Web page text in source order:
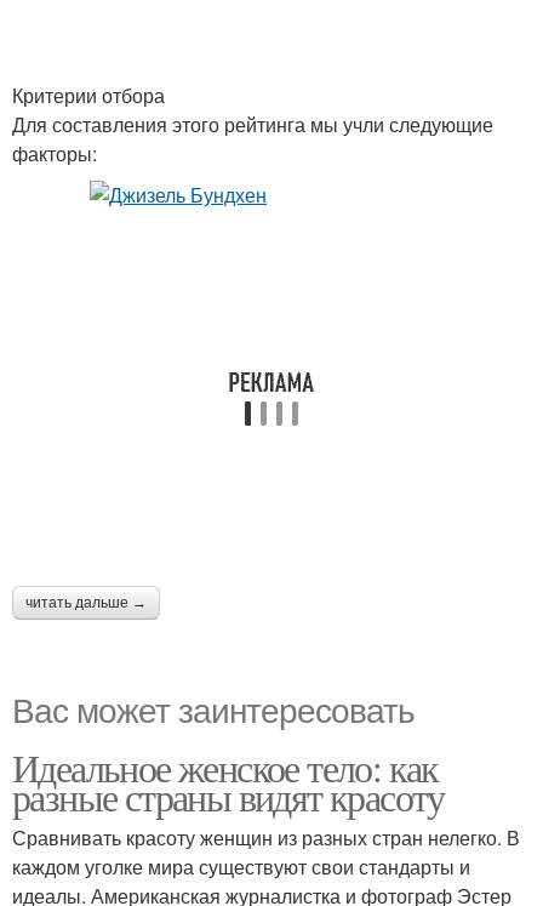
Критерии отбора
Для составления этого рейтинга мы учли следующие
факторы:
читать дальше →
Вас может заинтересовать
Идеальное женское тело: как
разные страны видят красоту
Сравнивать красоту женщин из разных стран нелегко. В
каждом уголке мира существуют свои стандарты и
идеалы. Американская журналистка и фотограф Эстер